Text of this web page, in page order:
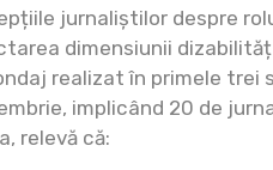
jurnaliștilor despre
dimensiunii
realizat în primele trei
implicând 20 de
relevă că: